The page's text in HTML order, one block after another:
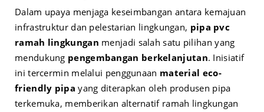
Dalam upaya menjaga keseimbangan antara kemajuan
infrastruktur dan pelestarian lingkungan, pipa pvc
ramah lingkungan menjadi salah satu pilihan yang
mendukung pengembangan berkelanjutan. Inisiatif
ini tercermin melalui penggunaan material eco-
friendly pipa yang diterapkan oleh produsen pipa
terkemuka, memberikan alternatif ramah lingkungan